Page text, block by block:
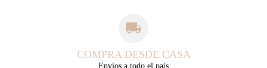
COMPRA DESDE CASA
Envíos a todo el país